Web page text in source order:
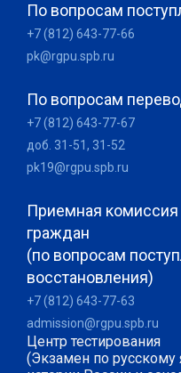
По вопросам
+7 (812) 643-77-66
pk@rgpu.spb.ru
По вопросам
+7 (812) 643-77-67
доб. 31-51, 31-52
pk19@rgpu.spb.ru
Приемная
граждан
(по вопросам
восстановления)
+7 (812) 643-77-63
admission@rgpu.spb.ru
Центр тестирования
(Экзамен по русскому